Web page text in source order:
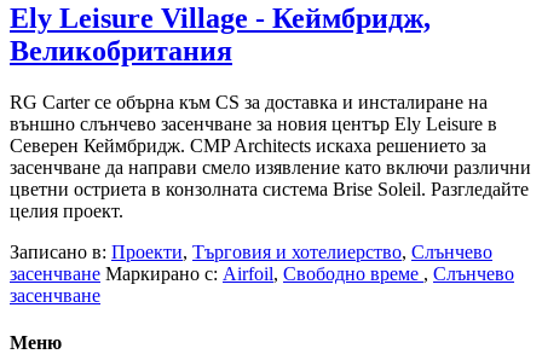
Ely Leisure Village - Кеймбридж,
Великобритания
RG Carter се обърна към CS за доставка и инсталиране на
външно слънчево засенчване за новия център Ely Leisure в
Северен Кеймбридж. CMP Architects искаха решението за
засенчване да направи смело изявление като включи различни
цветни остриета в конзолната система Brise Soleil. Разгледайте
целия проект.
Записано в: Проекти, Търговия и хотелиерство, Слънчево
засенчване Маркирано с: Airfoil, Свободно време , Слънчево
засенчване
Меню